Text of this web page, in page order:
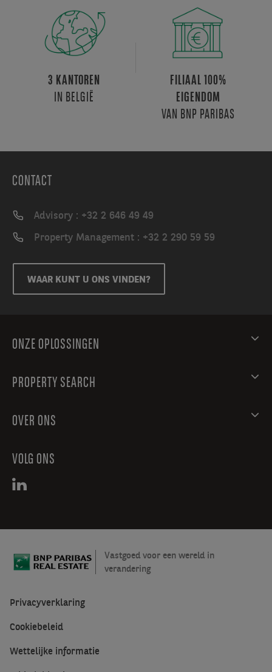
3 KANTOREN
IN BELGIË
FILIAAL 100%
EIGENDOM
VAN BNP PARIBAS
CONTACT
Advisory : +32 2 646 49 49
Property Management : +32 2 290 59 59
WAAR KUNT U ONS VINDEN?
ONZE OPLOSSINGEN
PROPERTY SEARCH
OVER ONS
VOLG ONS
Vastgoed voor een wereld in
verandering
Privacyverklaring
Cookiebeleid
Wettelijke informatie